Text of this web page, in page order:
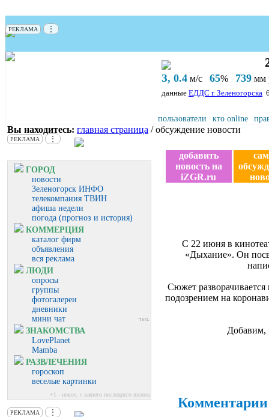
РЕКЛАМА ⋮
З, 0.4 м/с 65% 739 мм
данные ЕДДС г. Зеленогорска
пользователи кто online
Вы находитесь: главная страница / обсуждение новости
РЕКЛАМА ⋮
ГОРОД
новости
Зеленогорск ИНФО
телекомпания ТВИН
афиша недели
погода (прогноз и история)
КОММЕРЦИЯ
каталог фирм
объявления
вся реклама
ЛЮДИ
опросы
группы
фотогалереи
дневники
мини чат
чел.
ЗНАКОМСТВА
LovePlanet
Mamba
РАЗВЛЕЧЕНИЯ
гороскоп
веселые картинки
+1 - новое, с вашего последнего визита
РЕКЛАМА ⋮
добавить
новость на
iZGR.ru
С 22 июня в
«Дыхание». Он
Сюжет
подозрением на
Добавим,
Комментарии